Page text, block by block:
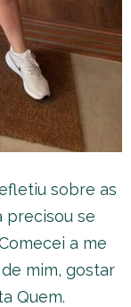
sobre as
precisou se
a me
mim, gostar
Quem.